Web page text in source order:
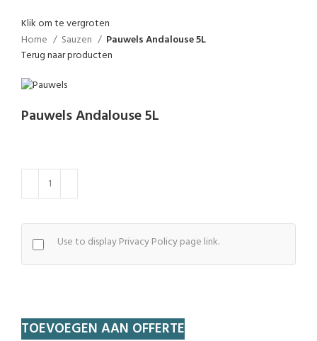
Klik om te vergroten
Home
Sauzen
Pauwels Andalouse 5L
Terug naar producten
Pauwels Andalouse 5L
Use to display Privacy Policy page link.
TOEVOEGEN AAN OFFERTE